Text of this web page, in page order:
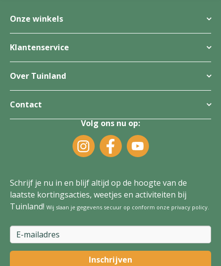
Onze winkels
Klantenservice
Over Tuinland
Contact
Volg ons nu op:
Schrijf je nu in en blijf altijd op de hoogte van de
laatste kortingsacties, weetjes en activiteiten bij
Tuinland! Wij slaan je gegevens secuur op conform onze privacy policy.